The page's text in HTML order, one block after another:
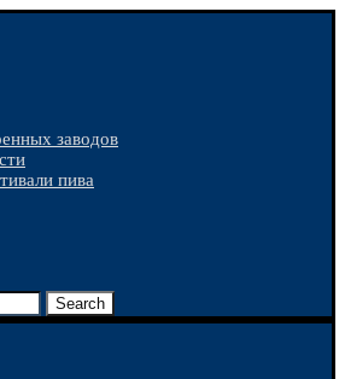
заводов
пива
Search